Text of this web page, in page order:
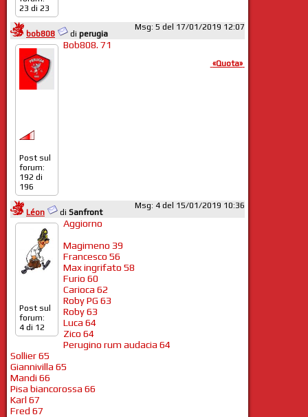
Effendi 89
Tigrotto 92
23 di 23
bob808 di perugia
Msg: 5 del 17/01/2019 12:07
Post sul
forum:
192 di
196
Bob808. 71
«Quota»
Léon di Sanfront
Msg: 4 del 15/01/2019 10:36
Post sul
forum:
4 di 12
Aggiorno
Magimeno 39
Francesco 56
Max ingrifato 58
Furio 60
Carioca 62
Roby PG 63
Roby 63
Luca 64
Zico 64
Perugino rum audacia 64
Sollier 65
Giannivilla 65
Mandi 66
Pisa biancorossa 66
Karl 67
Fred 67